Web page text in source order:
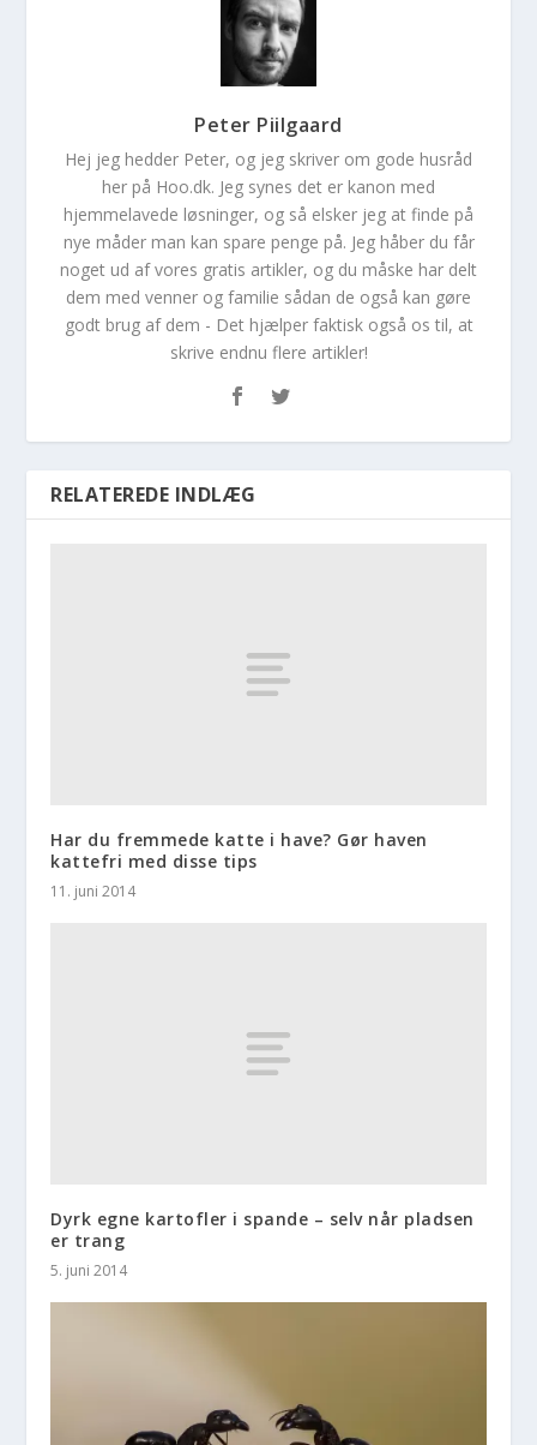
Peter Piilgaard
Hej jeg hedder Peter, og jeg skriver om gode husråd
her på Hoo.dk. Jeg synes det er kanon med
hjemmelavede løsninger, og så elsker jeg at finde på
nye måder man kan spare penge på. Jeg håber du får
noget ud af vores gratis artikler, og du måske har delt
dem med venner og familie sådan de også kan gøre
godt brug af dem - Det hjælper faktisk også os til, at
skrive endnu flere artikler!
RELATEREDE INDLÆG
Har du fremmede katte i have? Gør haven
kattefri med disse tips
11. juni 2014
Dyrk egne kartofler i spande – selv når pladsen
er trang
5. juni 2014